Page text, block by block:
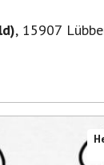
, 15907